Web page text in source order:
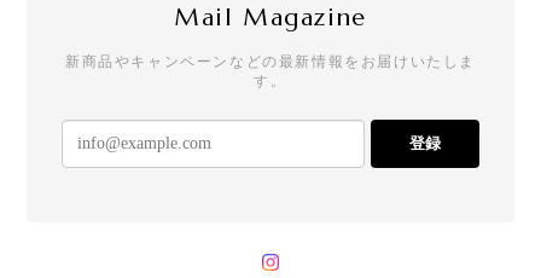
Mail Magazine
新商品やキャンペーンなどの最新情報をお届けいたしま
す。
登録